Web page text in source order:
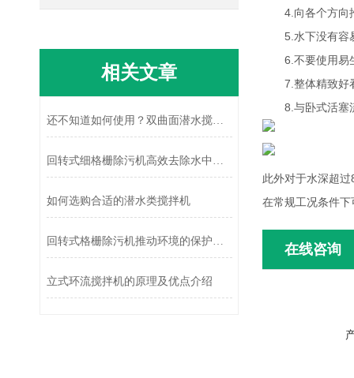
4.向各个方向推
5.水下没有容易
6.不要使用易生
7.整体精致好看
8.与卧式活塞流
此外对于水深超
在常规工况条件
在线咨询
相关文章
还不知道如何使用？双曲面潜水搅拌机进来看
回转式细格栅除污机高效去除水中的杂质
如何选购合适的潜水类搅拌机
回转式格栅除污机推动环境的保护和可持续发展
立式环流搅拌机的原理及优点介绍